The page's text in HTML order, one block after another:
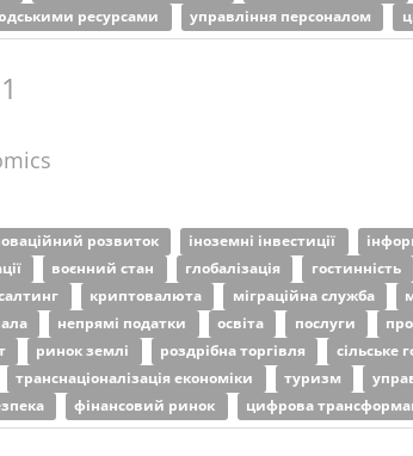
ресурсами управління персоналом
розвиток іноземні інвестиції
воєнний стан глобалізація гостинність
криптовалюта міграційна служба
непрямі податки освіта послуги
ринок землі роздрібна торгівля сільське
транснаціоналізація економіки туризм
фінансовий ринок цифрова